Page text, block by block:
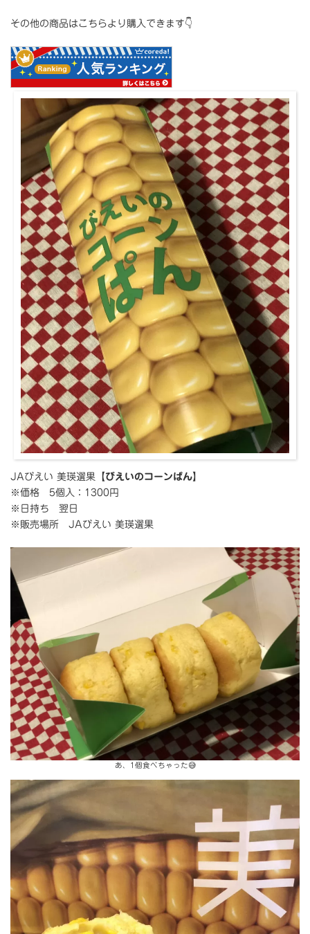
その他の商品はこちらより購入できます👇
JAびえい 美瑛選果 【びえいのコーンぱん】
※価格 5個入：1300円
※日持ち 翌日
※販売場所 JAびえい 美瑛選果
あ、1個食べちゃった😅